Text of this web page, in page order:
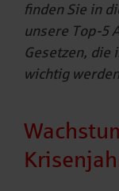
finden Sie in
unsere Top-5
Gesetzen, die
wichtig